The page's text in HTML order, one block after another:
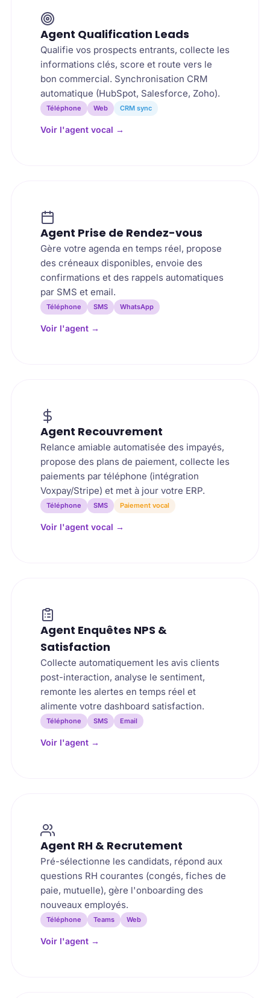
Agent Qualification Leads
Qualifie vos prospects entrants, collecte les
informations clés, score et route vers le
bon commercial. Synchronisation CRM
automatique (HubSpot, Salesforce, Zoho).
Téléphone Web CRM sync
Voir l'agent vocal →
Agent Prise de Rendez-vous
Gère votre agenda en temps réel, propose
des créneaux disponibles, envoie des
confirmations et des rappels automatiques
par SMS et email.
Téléphone SMS WhatsApp
Voir l'agent →
Agent Recouvrement
Relance amiable automatisée des impayés,
propose des plans de paiement, collecte les
paiements par téléphone (intégration
Voxpay/Stripe) et met à jour votre ERP.
Téléphone SMS Paiement vocal
Voir l'agent vocal →
Agent Enquêtes NPS &
Satisfaction
Collecte automatiquement les avis clients
post-interaction, analyse le sentiment,
remonte les alertes en temps réel et
alimente votre dashboard satisfaction.
Téléphone SMS Email
Voir l'agent →
Agent RH & Recrutement
Pré-sélectionne les candidats, répond aux
questions RH courantes (congés, fiches de
paie, mutuelle), gère l'onboarding des
nouveaux employés.
Téléphone Teams Web
Voir l'agent →